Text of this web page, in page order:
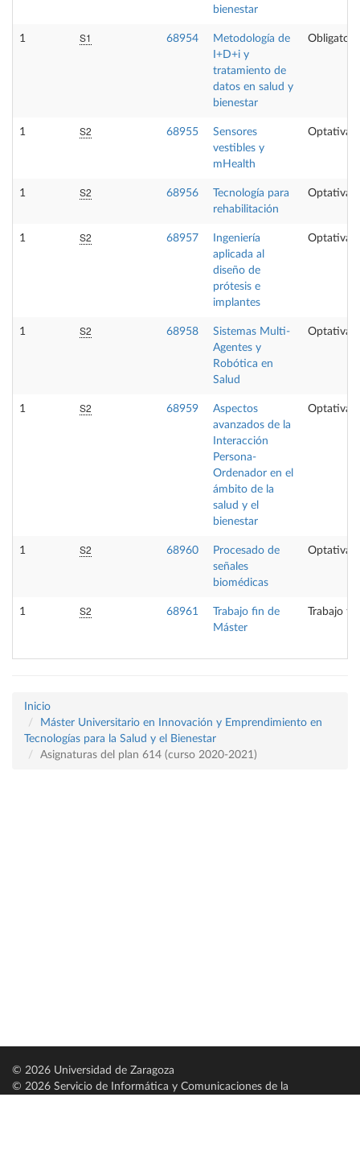
bienestar
1 S1 68954
Metodología de
I+D+i y
tratamiento de
datos en salud y
bienestar
1 S2 68955
Sensores
vestibles y
mHealth
Optativa
1 S2 68956
Tecnología para
rehabilitación
Optativa
1 S2 68957
Ingeniería
aplicada al
diseño de
prótesis e
implantes
Optativa
1 S2 68958
Sistemas Multi-
Agentes y
Robótica en
Salud
Optativa
1 S2 68959
Aspectos
avanzados de la
Interacción
Persona-
Ordenador en el
ámbito de la
salud y el
bienestar
Optativa
1 S2 68960
Procesado de
señales
biomédicas
Optativa
1 S2 68961
Trabajo fin de
Máster
Trabajo
Inicio
Máster Universitario en Innovación y Emprendimiento en
Tecnologías para la Salud y el Bienestar
Asignaturas del plan 614 (curso 2020-2021)
© 2026 Universidad de Zaragoza
© 2026 Servicio de Informática y Comunicaciones de la